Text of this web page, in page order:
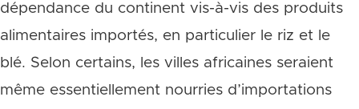
dépendance du continent vis-à-vis des produits
alimentaires importés, en particulier le riz et le
blé. Selon certains, les villes africaines seraient
même essentiellement nourries d’importations